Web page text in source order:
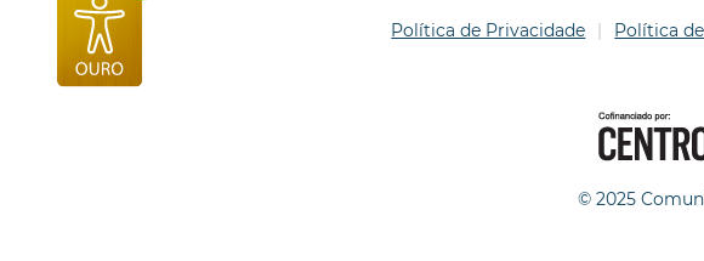
Política de Privacidade Política
© 2025